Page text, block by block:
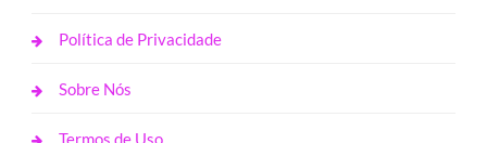
Política de Privacidade
Sobre Nós
Termos de Uso